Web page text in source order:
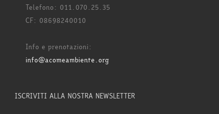
Telefono: 011.070.25.35
CF: 08698240010
Info e prenotazioni:
info@acomeambiente.org
ISCRIVITI ALLA NOSTRA NEWSLETTER